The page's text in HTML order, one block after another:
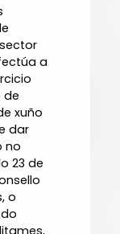
a
de
xuño
dar
no
23 de
o